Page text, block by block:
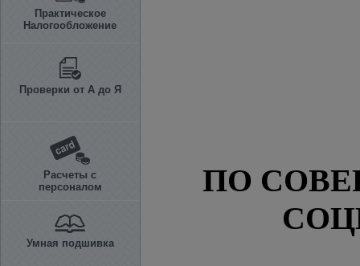
Практическое
Налогообложение
Проверки от А до Я
Расчеты с
персоналом
Умная подшивка
ПО